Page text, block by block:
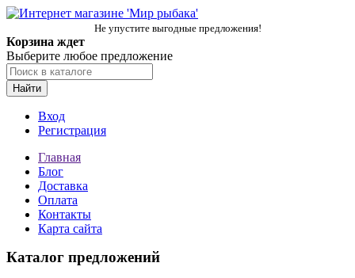
Не упустите выгодные предложения!
Корзина ждет
Выберите любое предложение
Найти
Вход
Регистрация
Главная
Блог
Доставка
Оплата
Контакты
Карта сайта
Каталог предложений